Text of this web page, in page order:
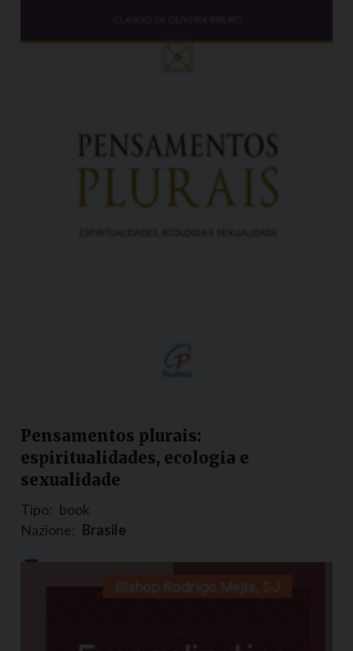
Pensamentos plurais:
espiritualidades, ecologia e
sexualidade
Tipo: book
Nazione: Brasile